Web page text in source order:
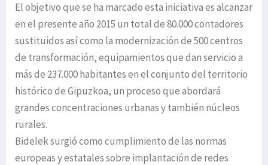
El objetivo que se ha marcado esta iniciativa es alcanzar
en el presente año 2015 un total de 80.000 contadores
sustituidos así como la modernización de 500 centros
de transformación, equipamientos que dan servicio a
más de 237.000 habitantes en el conjunto del territorio
histórico de Gipuzkoa, un proceso que abordará
grandes concentraciones urbanas y también núcleos
rurales.
Bidelek surgió como cumplimiento de las normas
europeas y estatales sobre implantación de redes